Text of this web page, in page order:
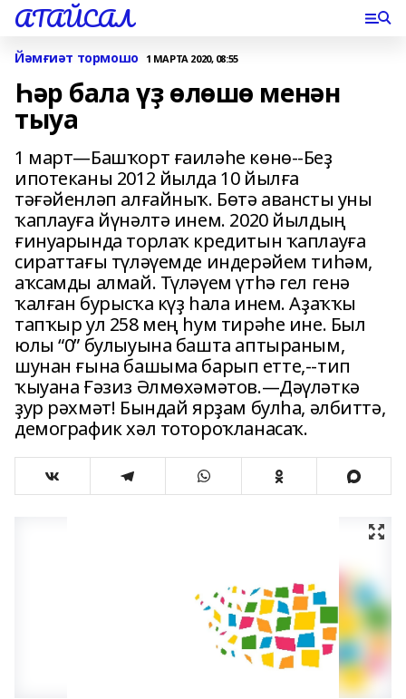
АТАЙСАЛ
Йәмғиәт тормошо 1 МАРТА 2020, 08:55
Һәр бала үҙ өлөшө менән
тыуа
1 март—Башҡорт ғаиләһе көнө--Беҙ
ипотеканы 2012 йылда 10 йылға
тәғәйенләп алғайныҡ. Бөтә авансты уны
ҡаплауға йүнәлтә инем. 2020 йылдың
ғинуарында торлаҡ кредитын ҡаплауға
сираттағы түләүемде индерәйем тиһәм,
аҡсамды алмай. Түләүем үтһә гел генә
ҡалған бурысҡа күҙ һала инем. Аҙаҡҡы
тапҡыр ул 258 мең һум тирәһе ине. Был
юлы “0” булыуына башта аптыраным,
шунан ғына башыма барып етте,--тип
ҡыуана Ғәзиз Әлмөхәмәтов.—Дәүләткә
ҙур рәхмәт! Бындай ярҙам булһа, әлбиттә,
демографик хәл тотороҡланасаҡ.